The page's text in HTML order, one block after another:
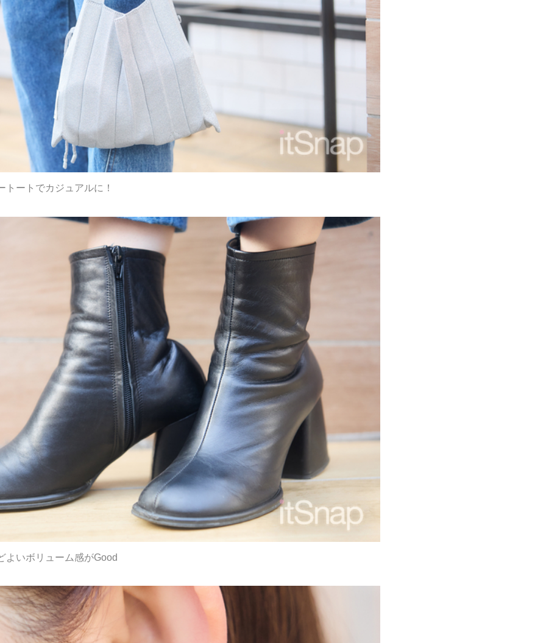
ートでカジュアルに！
よいボリューム感がGood